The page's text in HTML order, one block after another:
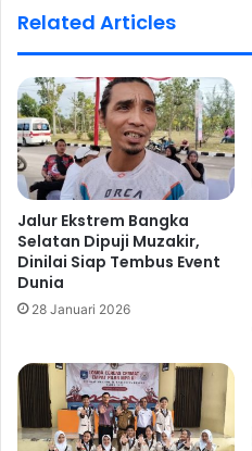
Related Articles
Jalur Ekstrem Bangka
Selatan Dipuji Muzakir,
Dinilai Siap Tembus Event
Dunia
28 Januari 2026